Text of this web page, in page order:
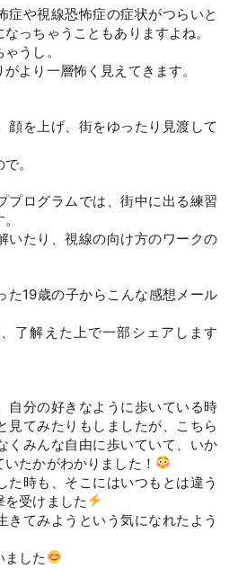
症や視線恐怖症の症状がつらいと
っちゃうこともありますよね。
うし。
より一層怖く見えてきます。
顔を上げ、街をゆったり見渡して
。
プログラムでは、街中に出る練習
いたり、視線の向け方のワークの
た19歳の子からこんな感想メール
了解えた上で一部シェアします
自分の好きなように歩いている時
見てみたりもしましたが、こちら
くみんな自由に歩いていて、いか
たかがわかりました！
た時も、そこにはいつもとは違う
受けました
きてみようという気になれたよう
ました